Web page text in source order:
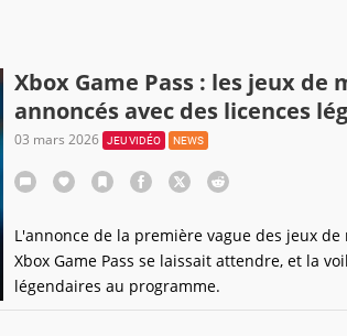
Xbox Game Pass : les jeux de
annoncés avec des licences
03 mars 2026 JEU VIDÉO NEWS
L'annonce de la première vague des jeux
Xbox Game Pass se laissait attendre, et la
légendaires au programme.